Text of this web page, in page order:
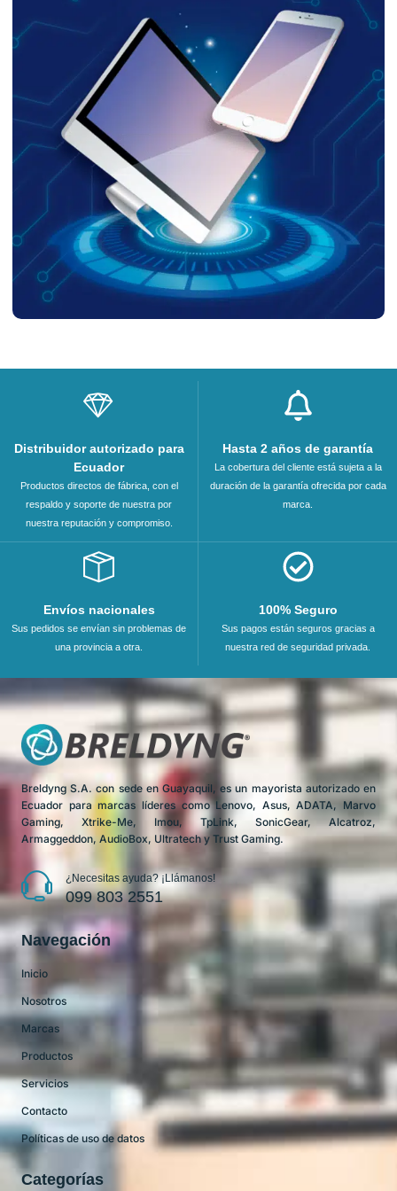
Distribuidor autorizado para
Ecuador
Productos directos de fábrica, con el
respaldo y soporte de nuestra por
nuestra reputación y compromiso.
Hasta 2 años de garantía
La cobertura del cliente está sujeta a la
duración de la garantía ofrecida por cada
marca.
Envíos nacionales
Sus pedidos se envían sin problemas de
una provincia a otra.
100% Seguro
Sus pagos están seguros gracias a
nuestra red de seguridad privada.
Breldyng S.A. con sede en Guayaquil, es un mayorista autorizado en
Ecuador para marcas líderes como Lenovo, Asus, ADATA, Marvo
Gaming, Xtrike-Me, Imou, TpLink, SonicGear, Alcatroz,
Armaggeddon, AudioBox, Ultratech y Trust Gaming.
¿Necesitas ayuda? ¡Llámanos!
099 803 2551
Navegación
Inicio
Nosotros
Marcas
Productos
Servicios
Contacto
Políticas de uso de datos
Categorías